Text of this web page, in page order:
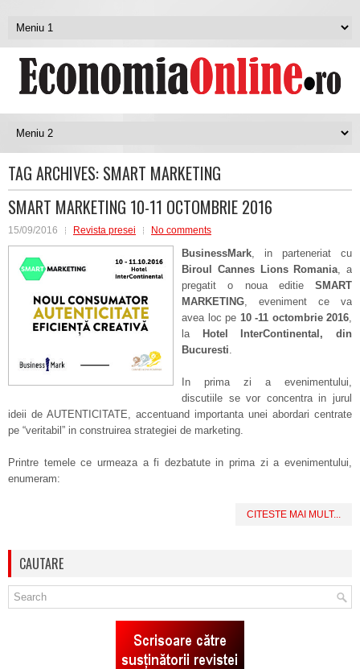
TAG ARCHIVES: SMART MARKETING
SMART MARKETING 10-11 OCTOMBRIE 2016
15/09/2016 Revista presei No comments
BusinessMark, in parteneriat cu
Biroul Cannes Lions Romania, a
pregatit o noua editie SMART
MARKETING, eveniment ce va
avea loc pe 10 -11 octombrie 2016,
la
Hotel
InterContinental, din
Bucuresti.
In prima zi a evenimentului,
discutiile se vor concentra in jurul
ideii de AUTENTICITATE, accentuand importanta unei abordari centrate
pe “veritabil” in construirea strategiei de marketing.
Printre temele ce urmeaza a fi dezbatute in prima zi a evenimentului,
enumeram:
CITESTE MAI MULT...
CAUTARE